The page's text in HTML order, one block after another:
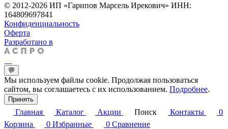
© 2012-2026 ИП «Гарипов Марсель Ирекович» ИНН:
164809697841
Конфиденциальность
Оферта
Разработано в
💬
Мы используем файлы cookie. Продолжая пользоваться
сайтом, вы соглашаетесь с их использованием. Подробнее.
Принять
Главная Каталог Акции Поиск Контакты
0
Корзина
0 Избранные 0 Сравнение